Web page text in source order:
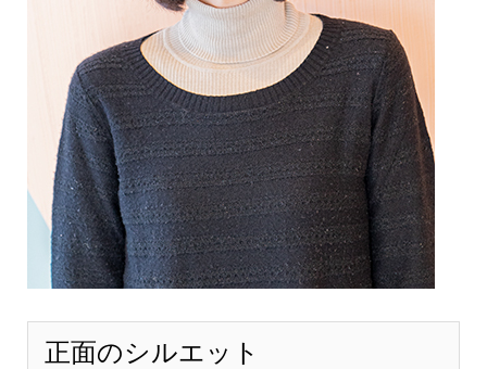
正面のシルエット